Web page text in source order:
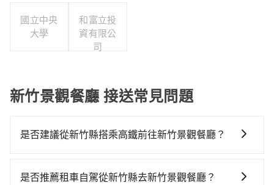
國立中央
大學
和富立投
資有限公
司
新竹景觀餐廳 接送常見問題
是否建議從新竹縣搭乘高鐵前往新竹景觀餐廳？
貴、費時、轉車麻煩，且難叫計程車前往高鐵站！新竹-
是否推薦租車自駕從新竹縣去新竹景觀餐廳？